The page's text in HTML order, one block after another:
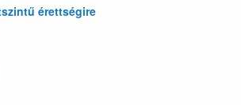
érettségire